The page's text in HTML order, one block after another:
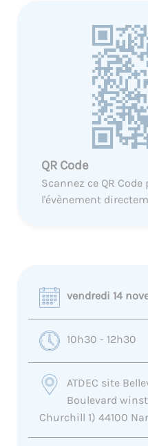
QR Code
Scannez ce QR
l'évènement
vendredi 14
10h30 - 12h30
ATDEC site
Boulevard
Churchill 1) 44100